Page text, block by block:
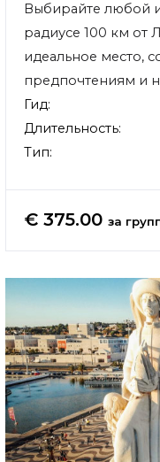
Выбирайте любой
радиусе 100 км от
идеальное место,
предпочтениям и
Гид:
Длительность:
Тип:
€ 375.00 за